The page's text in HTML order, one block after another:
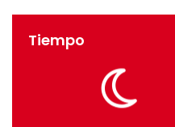
Tiempo